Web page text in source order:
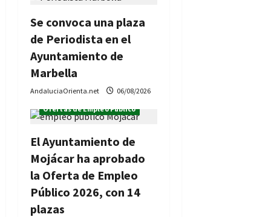
Se convoca una plaza
de Periodista en el
Ayuntamiento de
Marbella
AndaluciaOrienta.net
06/08/2026
Ofertas de Empleo Público
El Ayuntamiento de
Mojácar ha aprobado
la Oferta de Empleo
Público 2026, con 14
plazas